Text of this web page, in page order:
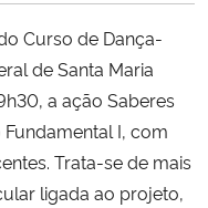
Comunicações
Curso de Dança-
de Santa Maria
a ação Saberes
I, com
Trata-se de mais
ligada ao projeto,